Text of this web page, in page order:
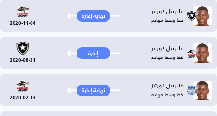
غابرييل كورتيز
خط وسط مهاجم نهاية إعارة
2020-11-04
غابرييل كورتيز
خط وسط مهاجم إعارة
2020-08-31
غابرييل كورتيز
خط وسط مهاجم نهاية إعارة
2020-02-13